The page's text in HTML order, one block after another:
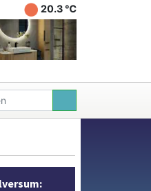
20.3 ℃